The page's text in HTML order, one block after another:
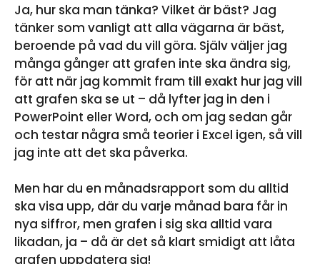
Ja, hur ska man tänka? Vilket är bäst? Jag
tänker som vanligt att alla vägarna är bäst,
beroende på vad du vill göra. Själv väljer jag
många gånger att grafen inte ska ändra sig,
för att när jag kommit fram till exakt hur jag vill
att grafen ska se ut – då lyfter jag in den i
PowerPoint eller Word, och om jag sedan går
och testar några små teorier i Excel igen, så vill
jag inte att det ska påverka.
Men har du en månadsrapport som du alltid
ska visa upp, där du varje månad bara får in
nya siffror, men grafen i sig ska alltid vara
likadan, ja – då är det så klart smidigt att låta
grafen uppdatera sig!